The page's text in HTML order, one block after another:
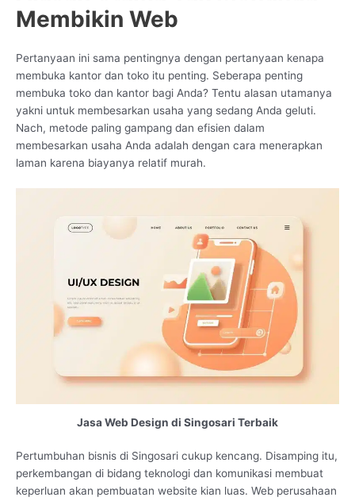
Membikin Web
Pertanyaan ini sama pentingnya dengan pertanyaan kenapa
membuka kantor dan toko itu penting. Seberapa penting
membuka toko dan kantor bagi Anda? Tentu alasan utamanya
yakni untuk membesarkan usaha yang sedang Anda geluti.
Nach, metode paling gampang dan efisien dalam
membesarkan usaha Anda adalah dengan cara menerapkan
laman karena biayanya relatif murah.
Jasa Web Design di Singosari Terbaik
Pertumbuhan bisnis di Singosari cukup kencang. Disamping itu,
perkembangan di bidang teknologi dan komunikasi membuat
keperluan akan pembuatan website kian luas. Web perusahaan